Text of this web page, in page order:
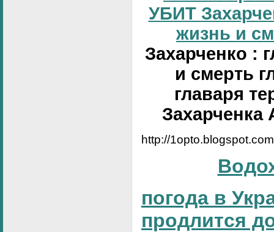
УБИТ
жизнь и
Захарченко :
и смерть
главаря
Захарченка
http://
погода в
продлится